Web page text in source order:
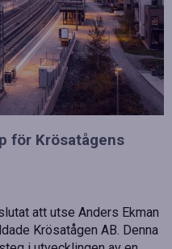
för Krösatågens
att utse Anders Ekman
Krösatågen AB. Denna